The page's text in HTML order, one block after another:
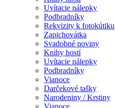
Uvítacie nálepky
Podbradníky
Rekvizity k fotokútiku
Zapichovátka
Svadobné noviny
Knihy hostí
Uvítacie nálepky
Podbradníky
Vianoce
Darčekové tašky
Narodeniny / Krstiny